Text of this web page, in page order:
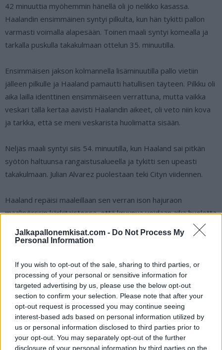
Jalkapallonemkisat.com - Do Not Process My
Personal Information
If you wish to opt-out of the sale, sharing to third parties, or
processing of your personal or sensitive information for
targeted advertising by us, please use the below opt-out
section to confirm your selection. Please note that after your
opt-out request is processed you may continue seeing
interest-based ads based on personal information utilized by
us or personal information disclosed to third parties prior to
your opt-out. You may separately opt-out of the further
disclosure of your personal information by third parties on the
42 minuuttia myöhemmin hänellä oli jo nelikko kasassa.
Haalandin ensimmäinen syntyi pilkulta, kun hän tykitti pallon
varmasti voimalla alapesään. Toinen maali syntyi komealla ja
tarkalla puskulla takakulmaan ottelun 35. minuutilla.
Ensimmäisen jakson kolmannella lisäminuutilla pallo vietiin
jälleen pilkulle ja Haaland pamautti hatullisen täyteen. Pilkku oli
aika lailla identtinen ensimmäiseen verrattuna, mutta vaikka
veskari tällä kertaa aavisti Haalandin aikeet, oli veto niin kova
ja tarkka, että se meni veskarista huolimatta sisään.
Neljäs maali syntyi siis 54. minuutilla, kun Haaland sai pitkän
syötön haltuunsa rangaistusalueella ja tykitti sen upeasti
takakulmaan. Julian Alvarez puolestaan teki Cityn viidennen.
Haaland repäisi maaleillaan sen verran ison hajuraon
maalipörssin kärkitaistossa, että kruunua voidaan aika huoletta
osumaa, kun lähimmät uhkaajat, eli Newcastlen Alexander Isak
Erling Haaland niittasi pallon neljästi
Wolvesin verkkoon:
https://twitter.com/centregoals/status/1786873027155857
496